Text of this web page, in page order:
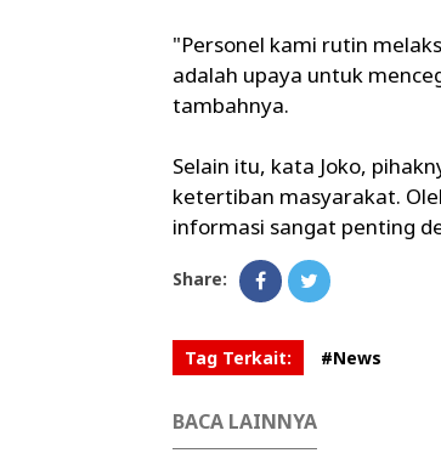
"Personel kami rutin
adalah upaya untuk
tambahnya.
Selain itu, kata Joko,
ketertiban masyarakat.
informasi sangat penting
Share:
Tag Terkait: #News
BACA LAINNYA